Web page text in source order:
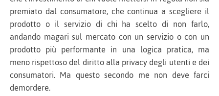
premiato dal consumatore, che continua a scegliere il
prodotto o il servizio di chi ha scelto di non farlo,
andando magari sul mercato con un servizio o con un
prodotto più performante in una logica pratica, ma
meno rispettoso del diritto alla privacy degli utenti e dei
consumatori. Ma questo secondo me non deve farci
demordere.